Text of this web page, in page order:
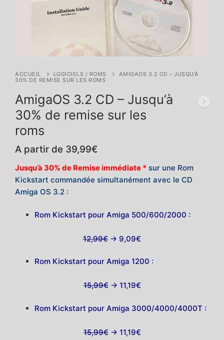
ACCUEIL LOGICIELS / ROMS
AMIGAOS 3.2 CD – JUSQU’À
30% DE REMISE SUR LES ROMS
AmigaOS 3.2 CD – Jusqu’à
30% de remise sur les
roms
A partir de 39,99€
Jusqu’à 30% de Remise immédiate * sur une Rom
Kickstart commandée simultanément avec le CD
Amiga OS 3.2 :
Rom Kickstart pour Amiga 500/600/2000 :
12,99€ -> 9,09€
Rom Kickstart pour Amiga 1200 :
15,99€-> 11,19€
Rom Kickstart pour Amiga 3000/4000/4000T :
15,99€-> 11,19€